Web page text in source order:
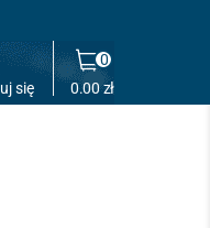
się 0.00zł
0